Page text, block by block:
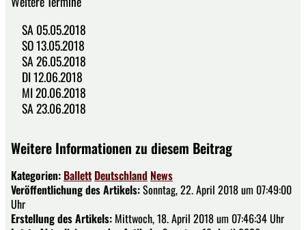
SA 05.05.2018
SO 13.05.2018
SA 26.05.2018
DI 12.06.2018
MI 20.06.2018
SA 23.06.2018
Weitere Informationen zu diesem Beitrag
Kategorien: Ballett Deutschland News
Veröffentlichung des Artikels:Sonntag, 22. April 2018 um 07:49:00
Uhr
Erstellung des Artikels: Mittwoch, 18. April 2018 um 07:46:34 Uhr